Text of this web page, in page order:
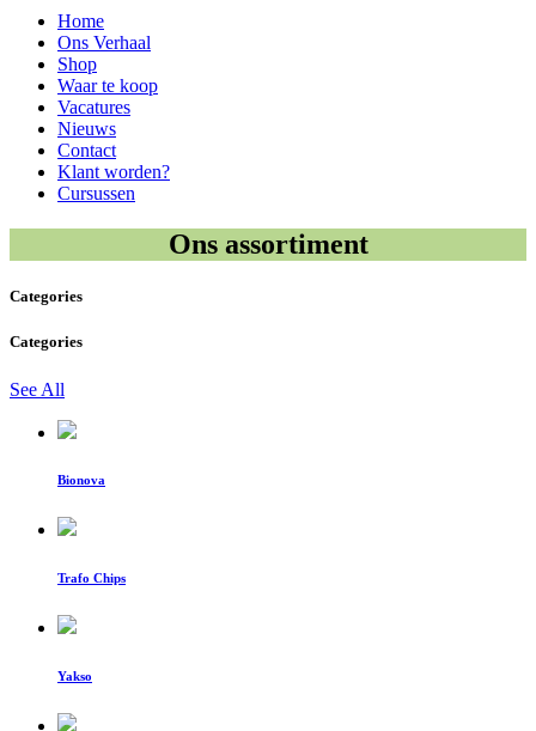
Home
Ons Verhaal
Shop
Waar te koop
Vacatures
Nieuws
Contact
Klant worden?
Cursussen
Ons assortiment
Categories
Categories
See All
Bionova
Trafo Chips
Yakso